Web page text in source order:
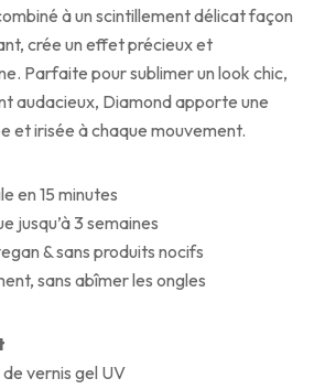
à un scintillement délicat façon
crée un effet précieux et
Parfaite pour sublimer un look chic,
audacieux, Diamond apporte une
et irisée à chaque mouvement.
en 15 minutes
jusqu’à 3 semaines
& sans produits nocifs
sans abîmer les ongles
vernis gel UV